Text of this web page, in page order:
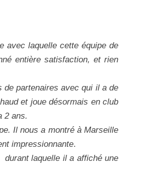
avec laquelle cette équipe de
entière satisfaction, et rien
de partenaires avec qui il a de
et joue désormais en club
2 ans.
Il nous a montré à Marseille
impressionnante.
durant laquelle il a affiché une